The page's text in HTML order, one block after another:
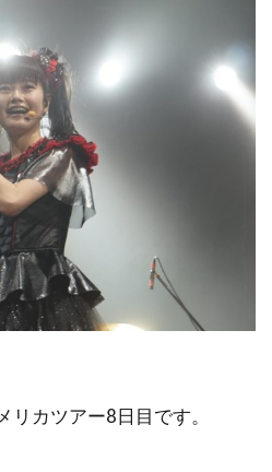
リカツアー8日目です。